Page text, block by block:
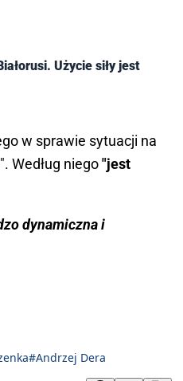
Użycie siły jest
w sprawie sytuacji na
Według niego"jest
dynamiczna i
#Andrzej Dera